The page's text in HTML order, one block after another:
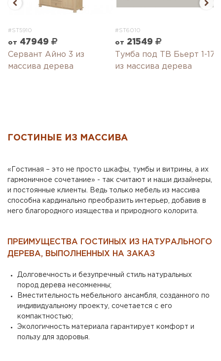
#ST5910
от 47949
Сервант Айно 3 из
массива дерева
#ST6010
от
21549
Тумба под ТВ Бьерт 1-17
из массива дерева
ГОСТИНЫЕ ИЗ МАССИВА
«Гостиная – это не просто шкафы, тумбы и витрины, а их
гармоничное сочетание» - так считают и наши дизайнеры,
и постоянные клиенты. Ведь только мебель из массива
способна кардинально преобразить интерьер, добавив в
него благородного изящества и природного колорита.
ПРЕИМУЩЕСТВА ГОСТИНЫХ ИЗ НАТУРАЛЬНОГО
ДЕРЕВА, ВЫПОЛНЕННЫХ НА ЗАКАЗ
Долговечность и безупречный стиль натуральных
пород дерева несомненны;
Вместительность мебельного ансамбля, созданного по
индивидуальному проекту, сочетается с его
компактностью;
Экологичность материала гарантирует комфорт и
пользу для здоровья.